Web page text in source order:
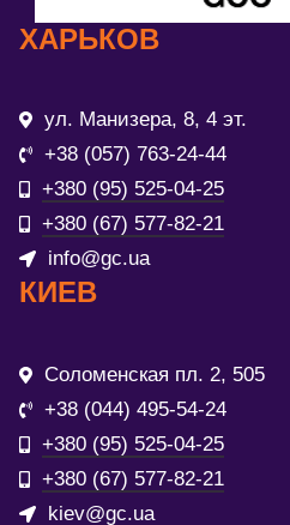
ХАРЬКОВ
ул. Манизера, 8, 4 эт.
+38 (057) 763-24-44
+380 (95) 525-04-25
+380 (67) 577-82-21
info@gc.ua
КИЕВ
Соломенская пл. 2, 505
+38 (044) 495-54-24
+380 (95) 525-04-25
+380 (67) 577-82-21
kiev@gc.ua